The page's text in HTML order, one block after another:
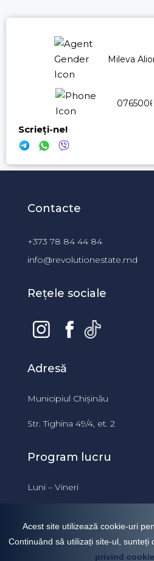
Mileva
Scrieți-ne!
Contacte
+373 78 84 44 84
info@revolutionestate.md
Rețele sociale
Adresă
Municipiul Chișinău
Str. Tighina 49/4, et. 2
Program lucru
Luni – Vineri
Acest site utilizează cookie-uri
Continuând să utilizați site-ul, sunteți
privind